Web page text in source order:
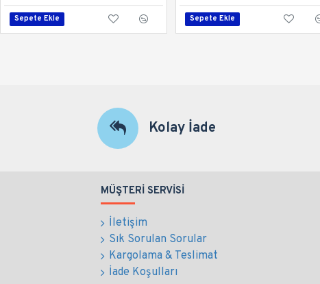
Sepete Ekle Sepete Ekle
Kolay İade
MÜŞTERI SERVISI
İletişim
Sık Sorulan Sorular
Kargolama & Teslimat
İade Koşulları